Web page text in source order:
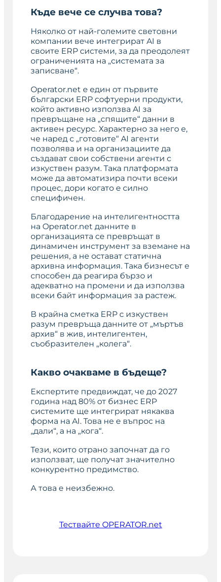
Къде вече се случва това?
Няколко от най-големите световни
компании вече интегрират AI в
своите ERP системи, за да преодолеят
ограниченията на „системата за
записване“.
Operator.net е един от първите
български ERP софтуерни продукти,
който активно използва AI за
превръщане на „спящите“ данни в
активен ресурс. Характерно за него е,
че наред с „готовите“ AI агенти
позволява и на организациите да
създават свои собствени агенти с
изкуствен разум. Така платформата
може да автоматизира почти всеки
процес, дори когато е силно
специфичен.
Благодарение на интелигентността
на Operator.net данните в
организацията се превръщат в
динамичен инструмент за вземане на
решения, а не остават статична
архивна информация. Така бизнесът е
способен да реагира бързо и
адекватно на промени и да използва
всеки байт информация за растеж.
В крайна сметка ERP с изкуствен
разум превръща данните от „мъртъв
архив“ в жив, интелигентен,
съобразителен „колега“.
Какво очакваме в бъдеще?
Експертите предвиждат, че до 2027
година над 80% от бизнес ERP
системите ще интегрират някаква
форма на AI. Това не е въпрос на
„дали“, а на „кога“.
Тези, които отрано започнат да го
използват, ще получат значително
конкурентно предимство.
А това е неизбежно.
Тествайте OPERATOR.net